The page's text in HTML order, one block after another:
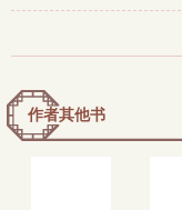
作者其他书